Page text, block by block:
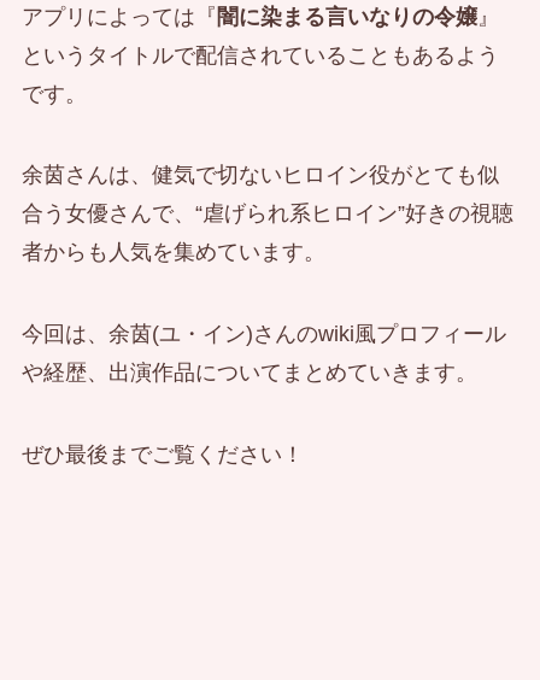
アプリによっては『 闇に染まる言いなりの令嬢』
というタイトルで配信されていることもあるよう
です。
余茵さんは、健気で切ないヒロイン役がとても似
合う女優さんで、“虐げられ系ヒロイン”好きの視聴
者からも人気を集めています。
今回は、余茵(ユ・イン)さんのwiki風プロフィール
や経歴、出演作品についてまとめていきます。
ぜひ最後までご覧ください！